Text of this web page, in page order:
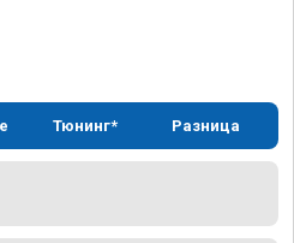
Тюнинг* Разница